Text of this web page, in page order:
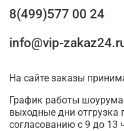
8(499)577 00 24
info@vip-
На сайте заказы
График работы
выходные дни отгрузка
согласованию с 9 до 13